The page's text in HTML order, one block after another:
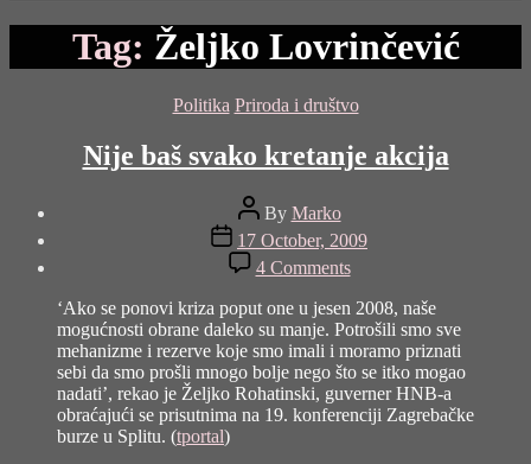
Tag: Željko Lovrinčević
Categories
Politika Priroda i društvo
Nije baš svako kretanje akcija
Post
author
By Marko
Post
date
17 October, 2009
4 Commentson
Nije
baš
svako
kretanje
akcija
‘Ako se ponovi kriza poput one u jesen 2008, naše
mogućnosti obrane daleko su manje. Potrošili smo sve
mehanizme i rezerve koje smo imali i moramo priznati
sebi da smo prošli mnogo bolje nego što se itko mogao
nadati’, rekao je Željko Rohatinski, guverner HNB-a
obraćajući se prisutnima na 19. konferenciji Zagrebačke
burze u Splitu. (tportal)